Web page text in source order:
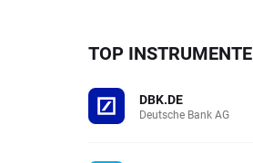
TOP INSTRUMENTE
DBK.DE
Deutsche Bank AG